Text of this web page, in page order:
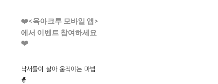
❤️<육아크루 모바일 앱>
에서 이벤트 참여하세요
❤️
낙서들이 살아 움직이는 마법
🧙